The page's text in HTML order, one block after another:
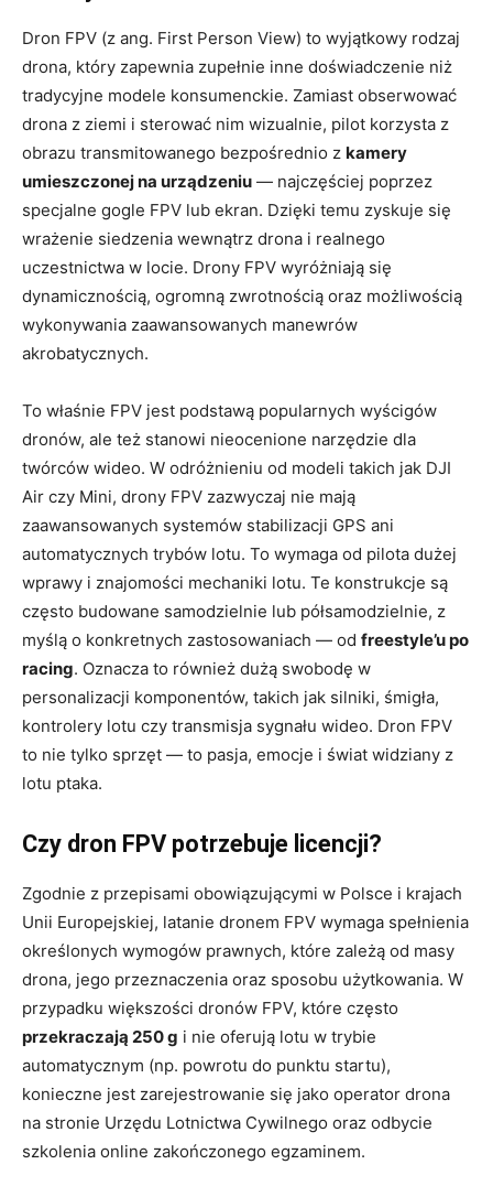
Dron FPV (z ang. First Person View) to wyjątkowy rodzaj
drona, który zapewnia zupełnie inne doświadczenie niż
tradycyjne modele konsumenckie. Zamiast obserwować
drona z ziemi i sterować nim wizualnie, pilot korzysta z
obrazu transmitowanego bezpośrednio z kamery
umieszczonej na urządzeniu — najczęściej poprzez
specjalne gogle FPV lub ekran. Dzięki temu zyskuje się
wrażenie siedzenia wewnątrz drona i realnego
uczestnictwa w locie. Drony FPV wyróżniają się
dynamicznością, ogromną zwrotnością oraz możliwością
wykonywania zaawansowanych manewrów
akrobatycznych.
To właśnie FPV jest podstawą popularnych wyścigów
dronów, ale też stanowi nieocenione narzędzie dla
twórców wideo. W odróżnieniu od modeli takich jak DJI
Air czy Mini, drony FPV zazwyczaj nie mają
zaawansowanych systemów stabilizacji GPS ani
automatycznych trybów lotu. To wymaga od pilota dużej
wprawy i znajomości mechaniki lotu. Te konstrukcje są
często budowane samodzielnie lub półsamodzielnie, z
myślą o konkretnych zastosowaniach — od freestyle’u po
racing. Oznacza to również dużą swobodę w
personalizacji komponentów, takich jak silniki, śmigła,
kontrolery lotu czy transmisja sygnału wideo. Dron FPV
to nie tylko sprzęt — to pasja, emocje i świat widziany z
lotu ptaka.
Czy dron FPV potrzebuje licencji?
Zgodnie z przepisami obowiązującymi w Polsce i krajach
Unii Europejskiej, latanie dronem FPV wymaga spełnienia
określonych wymogów prawnych, które zależą od masy
drona, jego przeznaczenia oraz sposobu użytkowania. W
przypadku większości dronów FPV, które często
przekraczają 250 g i nie oferują lotu w trybie
automatycznym (np. powrotu do punktu startu),
konieczne jest zarejestrowanie się jako operator drona
na stronie Urzędu Lotnictwa Cywilnego oraz odbycie
szkolenia online zakończonego egzaminem.